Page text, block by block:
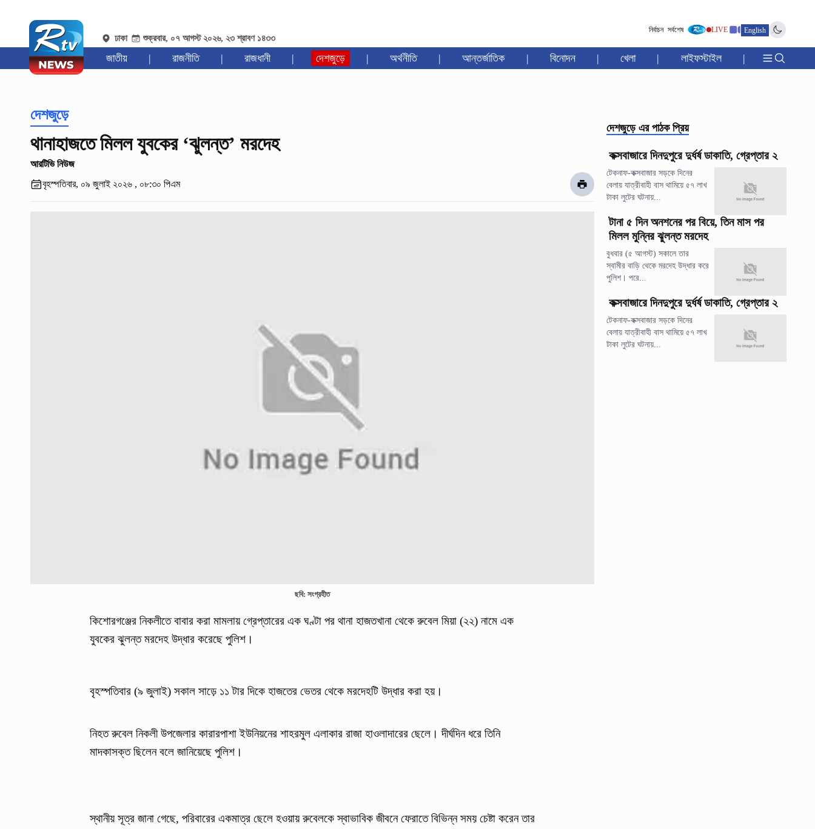
ঢাকা শুক্রবার, ০৭ আগস্ট ২০২৬, ২৩ শ্রাবণ ১৪৩৩
নির্বাচন সর্বশেষ LIVE English
জাতীয় | রাজনীতি | রাজধানী | দেশজুড়ে | অর্থনীতি | আন্তর্জাতিক | বিনোদন | খেলা | লাইফস্টাইল |
দেশজুড়ে
থানাহাজতে মিলল যুবকের ‘ঝুলন্ত’ মরদেহ
আরটিভি নিউজ
বৃহস্পতিবার, ০৯ জুলাই ২০২৬ , ০৮:৩০ পিএম
ছবি: সংগ্রহীত
কিশোরগঞ্জের নিকলীতে বাবার করা মামলায় গ্রেপ্তারের এক ঘণ্টা পর থানা হাজতখানা থেকে রুবেল মিয়া (২২) নামে এক
যুবকের ঝুলন্ত মরদেহ উদ্ধার করেছে পুলিশ।
বৃহস্পতিবার (৯ জুলাই) সকাল সাড়ে ১১ টার দিকে হাজতের ভেতর থেকে মরদেহটি উদ্ধার করা হয়।
নিহত রুবেল নিকলী উপজেলার কারারপাশা ইউনিয়নের শাহরমুল এলাকার রাজা হাওলাদারের ছেলে। দীর্ঘদিন ধরে তিনি
মাদকাসক্ত ছিলেন বলে জানিয়েছে পুলিশ।
স্থানীয় সূত্র জানা গেছে, পরিবারের একমাত্র ছেলে হওয়ায় রুবেলকে স্বাভাবিক জীবনে ফেরাতে বিভিন্ন সময় চেষ্টা করেন তার
দেশজুড়ে এর পাঠক প্রিয়
কক্সবাজারে দিনদুপুরে দুর্ধর্ষ ডাকাতি, গ্রেপ্তার ২
টেকনাফ-কক্সবাজার সড়কে দিনের
বেলায় যাত্রীবাহী বাস থামিয়ে ৫৭ লাখ
টাকা লুটের ঘটনায়...
টানা ৫ দিন অনশনের পর বিয়ে, তিন মাস পর
মিলল মুন্নির ঝুলন্ত মরদেহ
বুধবার (৫ আগস্ট) সকালে তার
স্বামীর বাড়ি থেকে মরদেহ উদ্ধার করে
পুলিশ। পরে...
কক্সবাজারে দিনদুপুরে দুর্ধর্ষ ডাকাতি, গ্রেপ্তার ২
টেকনাফ-কক্সবাজার সড়কে দিনের
বেলায় যাত্রীবাহী বাস থামিয়ে ৫৭ লাখ
টাকা লুটের ঘটনায়...